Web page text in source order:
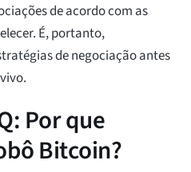
de acordo com as
É, portanto,
de negociação antes
Por que
Bitcoin?